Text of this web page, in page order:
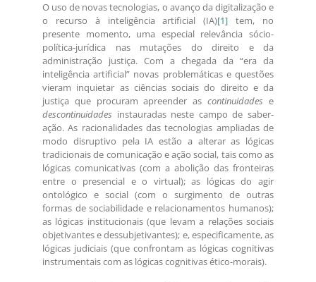
O uso de novas tecnologias, o avanço da digitalização e
o recurso à inteligência artificial (IA)[1] tem, no
presente momento, uma especial relevância sócio-
política-jurídica nas mutações do direito e da
administração justiça. Com a chegada da “era da
inteligência artificial” novas problemáticas e questões
vieram inquietar as ciências sociais do direito e da
justiça que procuram apreender ascontinuidades e
descontinuidades instauradas neste campo de saber-
ação. As racionalidades das tecnologias ampliadas de
modo disruptivo pela IA estão a alterar as lógicas
tradicionais de comunicação e ação social, tais como as
lógicas comunicativas (com a abolição das fronteiras
entre o presencial e o virtual); as lógicas do agir
ontológico e social (com o surgimento de outras
formas de sociabilidade e relacionamentos humanos);
as lógicas institucionais (que levam a relações sociais
objetivantes e dessubjetivantes); e, especificamente, as
lógicas judiciais (que confrontam as lógicas cognitivas
instrumentais com as lógicas cognitivas ético-morais).